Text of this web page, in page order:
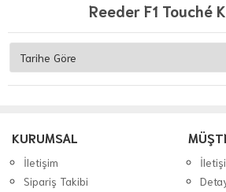
Reeder F1 Touché
KURUMSAL
İletişim
Sipariş Takibi